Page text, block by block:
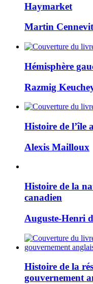
Haymarket
Martin
Hémisphère
Razmig
Histoire de l’île
Alexis Mailloux
Histoire de la
canadien
Auguste-Henri
Histoire de la
gouvernement